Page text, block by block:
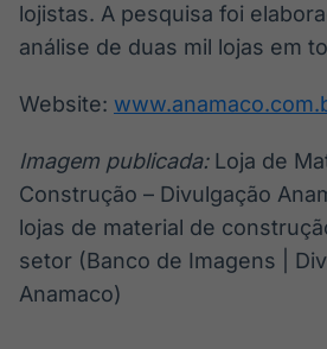
lojistas. A pesquisa foi
análise de duas mil lojas em
Website:
Imagem publicada:Loja de
Construção – Divulgação
lojas de material de
setor (Banco de Imagens |
Anamaco)